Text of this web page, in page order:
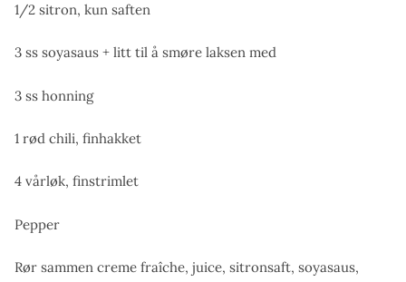
1/2 sitron, kun saften
3 ss soyasaus + litt til å smøre laksen med
3 ss honning
1 rød chili, finhakket
4 vårløk, finstrimlet
Pepper
Rør sammen creme fraîche, juice, sitronsaft, soyasaus,